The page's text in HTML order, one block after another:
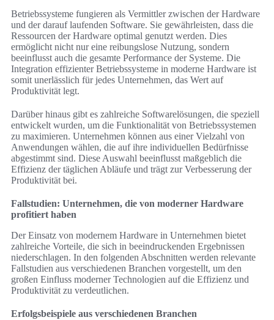
Betriebssysteme fungieren als Vermittler zwischen der Hardware
und der darauf laufenden Software. Sie gewährleisten, dass die
Ressourcen der Hardware optimal genutzt werden. Dies
ermöglicht nicht nur eine reibungslose Nutzung, sondern
beeinflusst auch die gesamte Performance der Systeme. Die
Integration effizienter Betriebssysteme in moderne Hardware ist
somit unerlässlich für jedes Unternehmen, das Wert auf
Produktivität legt.
Darüber hinaus gibt es zahlreiche Softwarelösungen, die speziell
entwickelt wurden, um die Funktionalität von Betriebssystemen
zu maximieren. Unternehmen können aus einer Vielzahl von
Anwendungen wählen, die auf ihre individuellen Bedürfnisse
abgestimmt sind. Diese Auswahl beeinflusst maßgeblich die
Effizienz der täglichen Abläufe und trägt zur Verbesserung der
Produktivität bei.
Fallstudien: Unternehmen, die von moderner Hardware
profitiert haben
Der Einsatz von modernem Hardware in Unternehmen bietet
zahlreiche Vorteile, die sich in beeindruckenden Ergebnissen
niederschlagen. In den folgenden Abschnitten werden relevante
Fallstudien aus verschiedenen Branchen vorgestellt, um den
großen Einfluss moderner Technologien auf die Effizienz und
Produktivität zu verdeutlichen.
Erfolgsbeispiele aus verschiedenen Branchen